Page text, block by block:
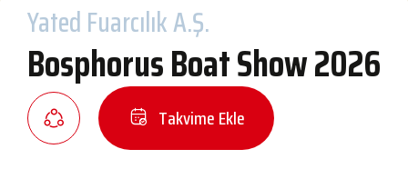
Yated Fuarcılık A.Ş.
Bosphorus Boat Show 2026
Takvime Ekle